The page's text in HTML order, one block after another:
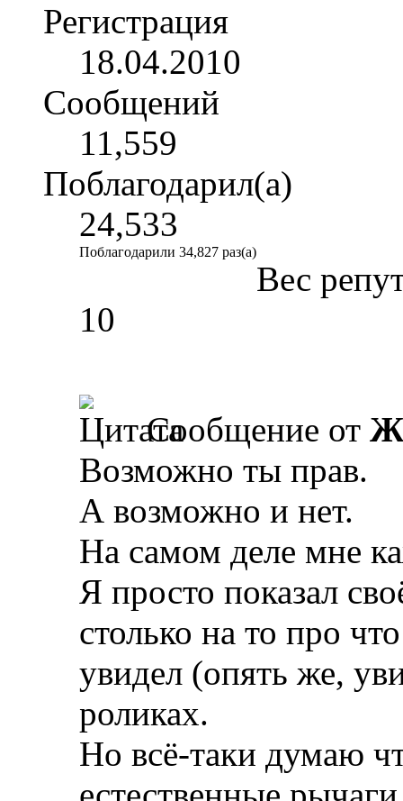
Регистрация
18.04.2010
Сообщений
11,559
Поблагодарил(а)
24,533
Поблагодарили 34,827 раз(а)
Вес
10
Сообщение от
Возможно ты прав.
А возможно и нет.
На самом деле мне
Я просто показал
столько на то про
увидел (опять же,
роликах.
Но всё-таки думаю